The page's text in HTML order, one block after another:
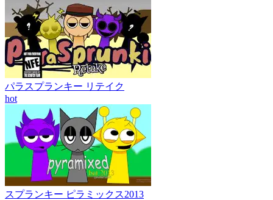
パラスプランキー リテイク
hot
スプランキー ピラミックス2013